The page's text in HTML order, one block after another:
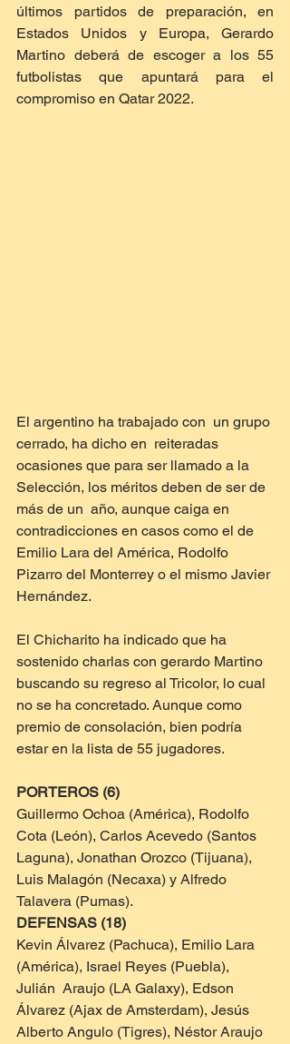
últimos partidos de preparación, en
Estados Unidos y Europa, Gerardo
Martino deberá de escoger a los 55
futbolistas que apuntará para el
compromiso en Qatar 2022.
El argentino ha trabajado con  un grupo
cerrado, ha dicho en  reiteradas
ocasiones que para ser llamado a la
Selección, los méritos deben de ser de
más de un  año, aunque caiga en
contradicciones en casos como el de
Emilio Lara del América, Rodolfo
Pizarro del Monterrey o el mismo Javier
Hernández.
El Chicharito ha indicado que ha
sostenido charlas con gerardo Martino
buscando su regreso al Tricolor, lo cual
no se ha concretado. Aunque como
premio de consolación, bien podría
estar en la lista de 55 jugadores.
PORTEROS (6)
Guillermo Ochoa (América), Rodolfo
Cota (León), Carlos Acevedo (Santos
Laguna), Jonathan Orozco (Tijuana),
Luis Malagón (Necaxa) y Alfredo
Talavera (Pumas).
DEFENSAS (18)
Kevin Álvarez (Pachuca), Emilio Lara
(América), Israel Reyes (Puebla),
Julián  Araujo (LA Galaxy), Edson
Álvarez (Ajax de Amsterdam), Jesús
Alberto Angulo (Tigres), Néstor Araujo